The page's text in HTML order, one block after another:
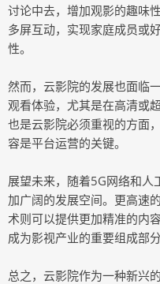
讨论中去，增加观影的趣味
多屏互动，实现家庭成员或
性。
然而，云影院的发展也面临
观看体验，尤其是在高清或
也是云影院必须重视的方面
容是平台运营的关键。
展望未来，随着5G网络和人
加广阔的发展空间。更高速
术则可以提供更加精准的内
成为影视产业的重要组成部
总之，云影院作为一种新兴